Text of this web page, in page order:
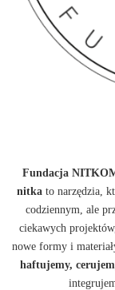
Fundacja
nitkato narzędzia,
codziennym, ale
ciekawych
nowe formy i
haftujemy,